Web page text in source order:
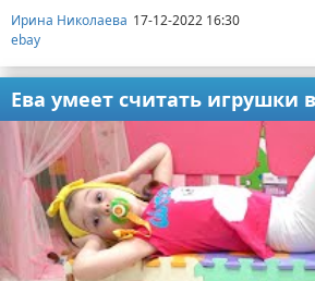
Ирина Николаева 17-12-2022 16:30
ebay
Ева умеет считать игрушки